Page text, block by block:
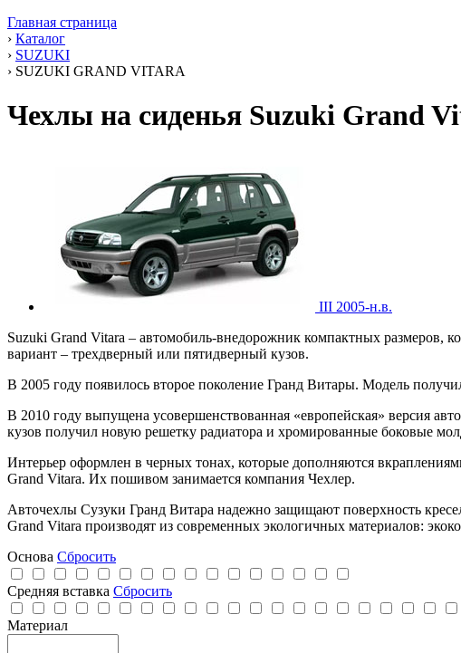
Главная страница
› Каталог
› SUZUKI
› SUZUKI GRAND VITARA
Чехлы на сиденья Suzuki Grand
III 2005-н.в.
Suzuki Grand Vitara – автомобиль-внедорожник компактных
вариант – трехдверный или пятидверный кузов.
В 2005 году появилось второе поколение Гранд Витары. Модель
В 2010 году выпущена усовершенствованная «европейская» версия
кузов получил новую решетку радиатора и хромированные боковые
Интерьер оформлен в черных тонах, которые дополняются
Grand Vitara. Их пошивом занимается компания Чехлер.
Авточехлы Сузуки Гранд Витара надежно защищают поверхность
Grand Vitara производят из современных экологичных материалов:
Основа Сбросить
Средняя вставка Сбросить
Материал